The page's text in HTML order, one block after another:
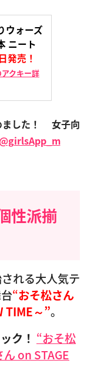
ウォーズ
ニート
発売！
クキー詳
ました！
女子向
@girlsApp_m
性派揃
れる大人気テ
“おそ松さん
TIME～”。
ク！ “おそ松
on STAGE